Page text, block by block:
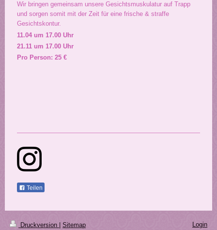
Wir bringen gemeinsam unsere Gesichtsmuskulatur auf Trapp
und sorgen somit mit der Zeit für eine frische & straffe
Gesichtskontur.
11.04 um 17.00 Uhr
21.11 um 17.00 Uhr
Pro Person: 25 €
Teilen
Druckversion Sitemap
Login